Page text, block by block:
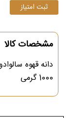
مشخصات کالا
1000 گرمی